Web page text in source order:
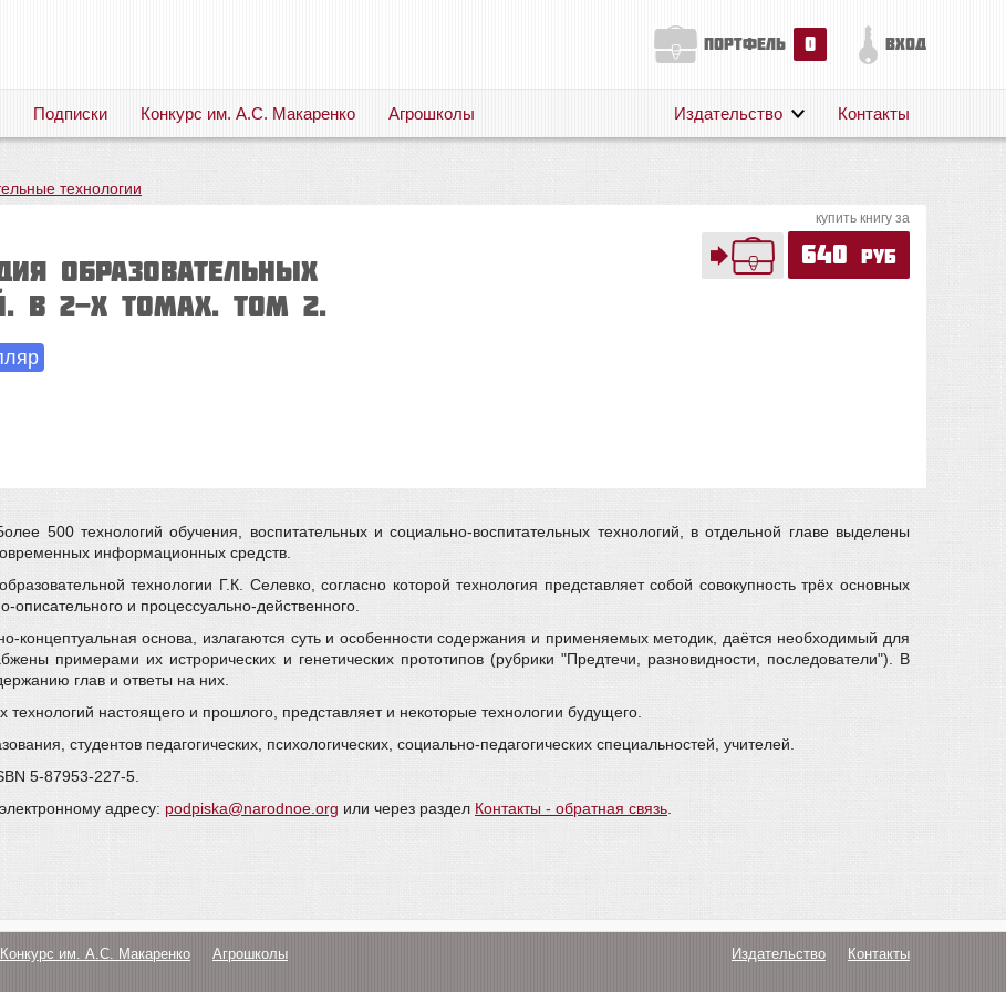
портфель 0 вход
Подписки Конкурс им. А.С. Макаренко Агрошколы
Публикации
Издательство Контакты
технологии
образовательных
В 2-х томах. Том 2.
купить книгу за
640 руб
500 технологий обучения, воспитательных и социально-воспитательных технологий, в отдельной главе выделены
информационных средств.
технологии Г.К. Селевко, согласно которой технология представляет собой совокупность трёх основных
и процессуально-действенного.
концептуальная основа, излагаются суть и особенности содержания и применяемых методик, даётся необходимый для
примерами их истрорических и генетических прототипов (рубрики "Предтечи, разновидности, последователи"). В
глав и ответы на них.
технологий настоящего и прошлого, представляет и некоторые технологии будущего.
студентов педагогических, психологических, социально-педагогических специальностей, учителей.
5-87953-227-5.
адресу: podpiska@narodnoe.org или через раздел Контакты - обратная связь
Конкурс им. А.С. Макаренко Агрошколы Издательство Контакты